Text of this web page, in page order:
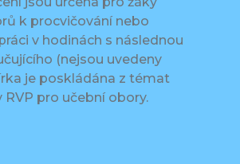
k procvičování nebo
v hodinách s následnou
(nejsou uvedeny
je poskládána z témat
RVP pro učební obory.